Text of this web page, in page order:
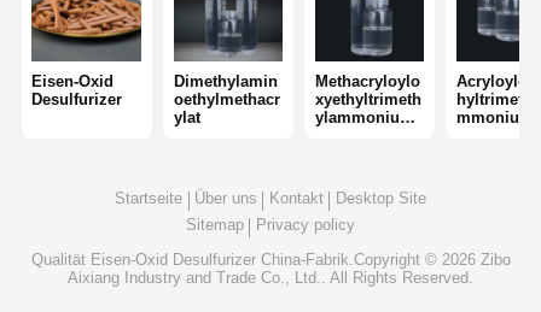
Verbrennungsmittel
Eisen-Oxid
Desulfurizer
Dimethylamin
oethylmethacr
ylat
Methacryloylo
xyethyltrimeth
ylammoniumc
Startseite Über uns Kontakt
Desktop Site
Sitemap
Privacy policy
Qualität Eisen-Oxid DesulfurizerChina-Fabrik.Copyright © 2026 Zibo
Aixiang Industry and Trade Co., Ltd.. All Rights Reserved.